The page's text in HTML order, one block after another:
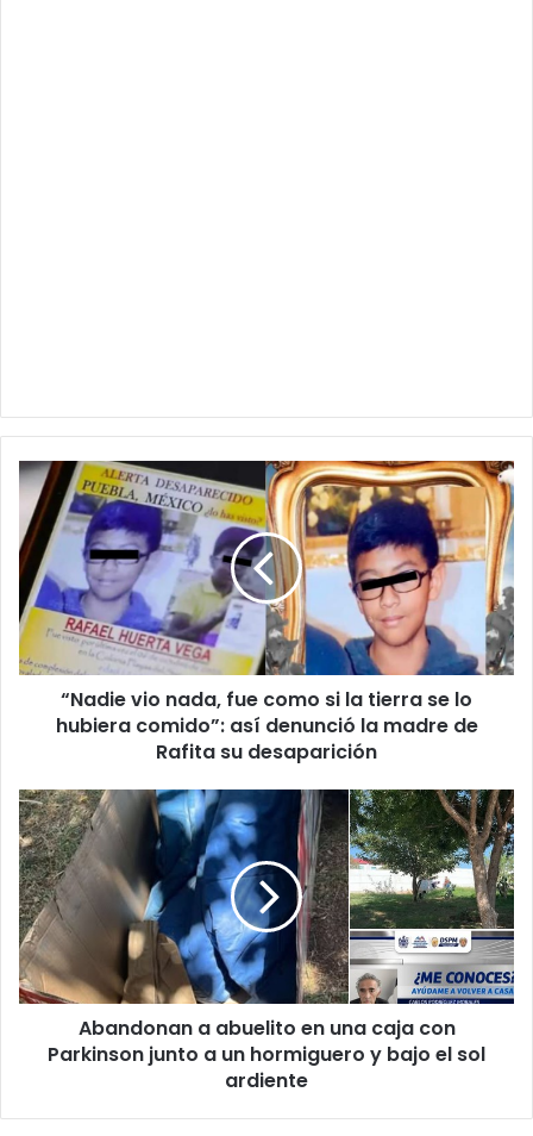
“Nadie
vio
nada,
fue
como
si
la
tierra
se
hubiera
denunció
la
madre
de
Rafita
su
desaparición
“Nadie vio nada, fue como si la tierra se lo
hubiera comido”: así denunció la madre de
Rafita su desaparición
Abandonan
a
abuelito
en
una
caja
con
Parkinson
junto
bajo
Abandonan a abuelito en una caja con
Parkinson junto a un hormiguero y bajo el sol
ardiente